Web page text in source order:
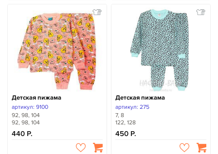
Детская пижама
артикул: 9100
92, 98, 104
92, 98, 104
440
Детская пижама
артикул: 275
7, 8
122, 128
450